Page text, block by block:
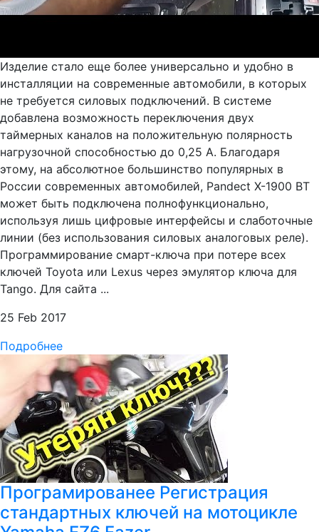
Изделие стало еще более универсально и удобно в
инсталляции на современные автомобили, в которых
не требуется силовых подключений. В системе
добавлена возможность переключения двух
таймерных каналов на положительную полярность
нагрузочной способностью до 0,25 А. Благодаря
этому, на абсолютное большинство популярных в
России современных автомобилей, Pandect X-1900 BT
может быть подключена полнофункционально,
используя лишь цифровые интерфейсы и слаботочные
линии (без использования силовых аналоговых реле).
Программирование смарт-ключа при потере всех
ключей Toyota или Lexus через эмулятор ключа для
Tango. Для сайта ...
25 Feb 2017
Подробнее
Програмированее Регистрация
стандартных ключей на мотоцикле